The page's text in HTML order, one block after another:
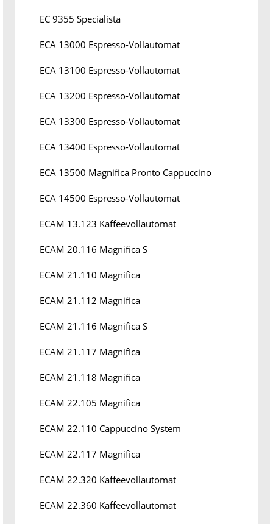
EC 9355 Specialista
ECA 13000 Espresso-Vollautomat
ECA 13100 Espresso-Vollautomat
ECA 13200 Espresso-Vollautomat
ECA 13300 Espresso-Vollautomat
ECA 13400 Espresso-Vollautomat
ECA 13500 Magnifica Pronto Cappuccino
ECA 14500 Espresso-Vollautomat
ECAM 13.123 Kaffeevollautomat
ECAM 20.116 Magnifica S
ECAM 21.110 Magnifica
ECAM 21.112 Magnifica
ECAM 21.116 Magnifica S
ECAM 21.117 Magnifica
ECAM 21.118 Magnifica
ECAM 22.105 Magnifica
ECAM 22.110 Cappuccino System
ECAM 22.117 Magnifica
ECAM 22.320 Kaffeevollautomat
ECAM 22.360 Kaffeevollautomat